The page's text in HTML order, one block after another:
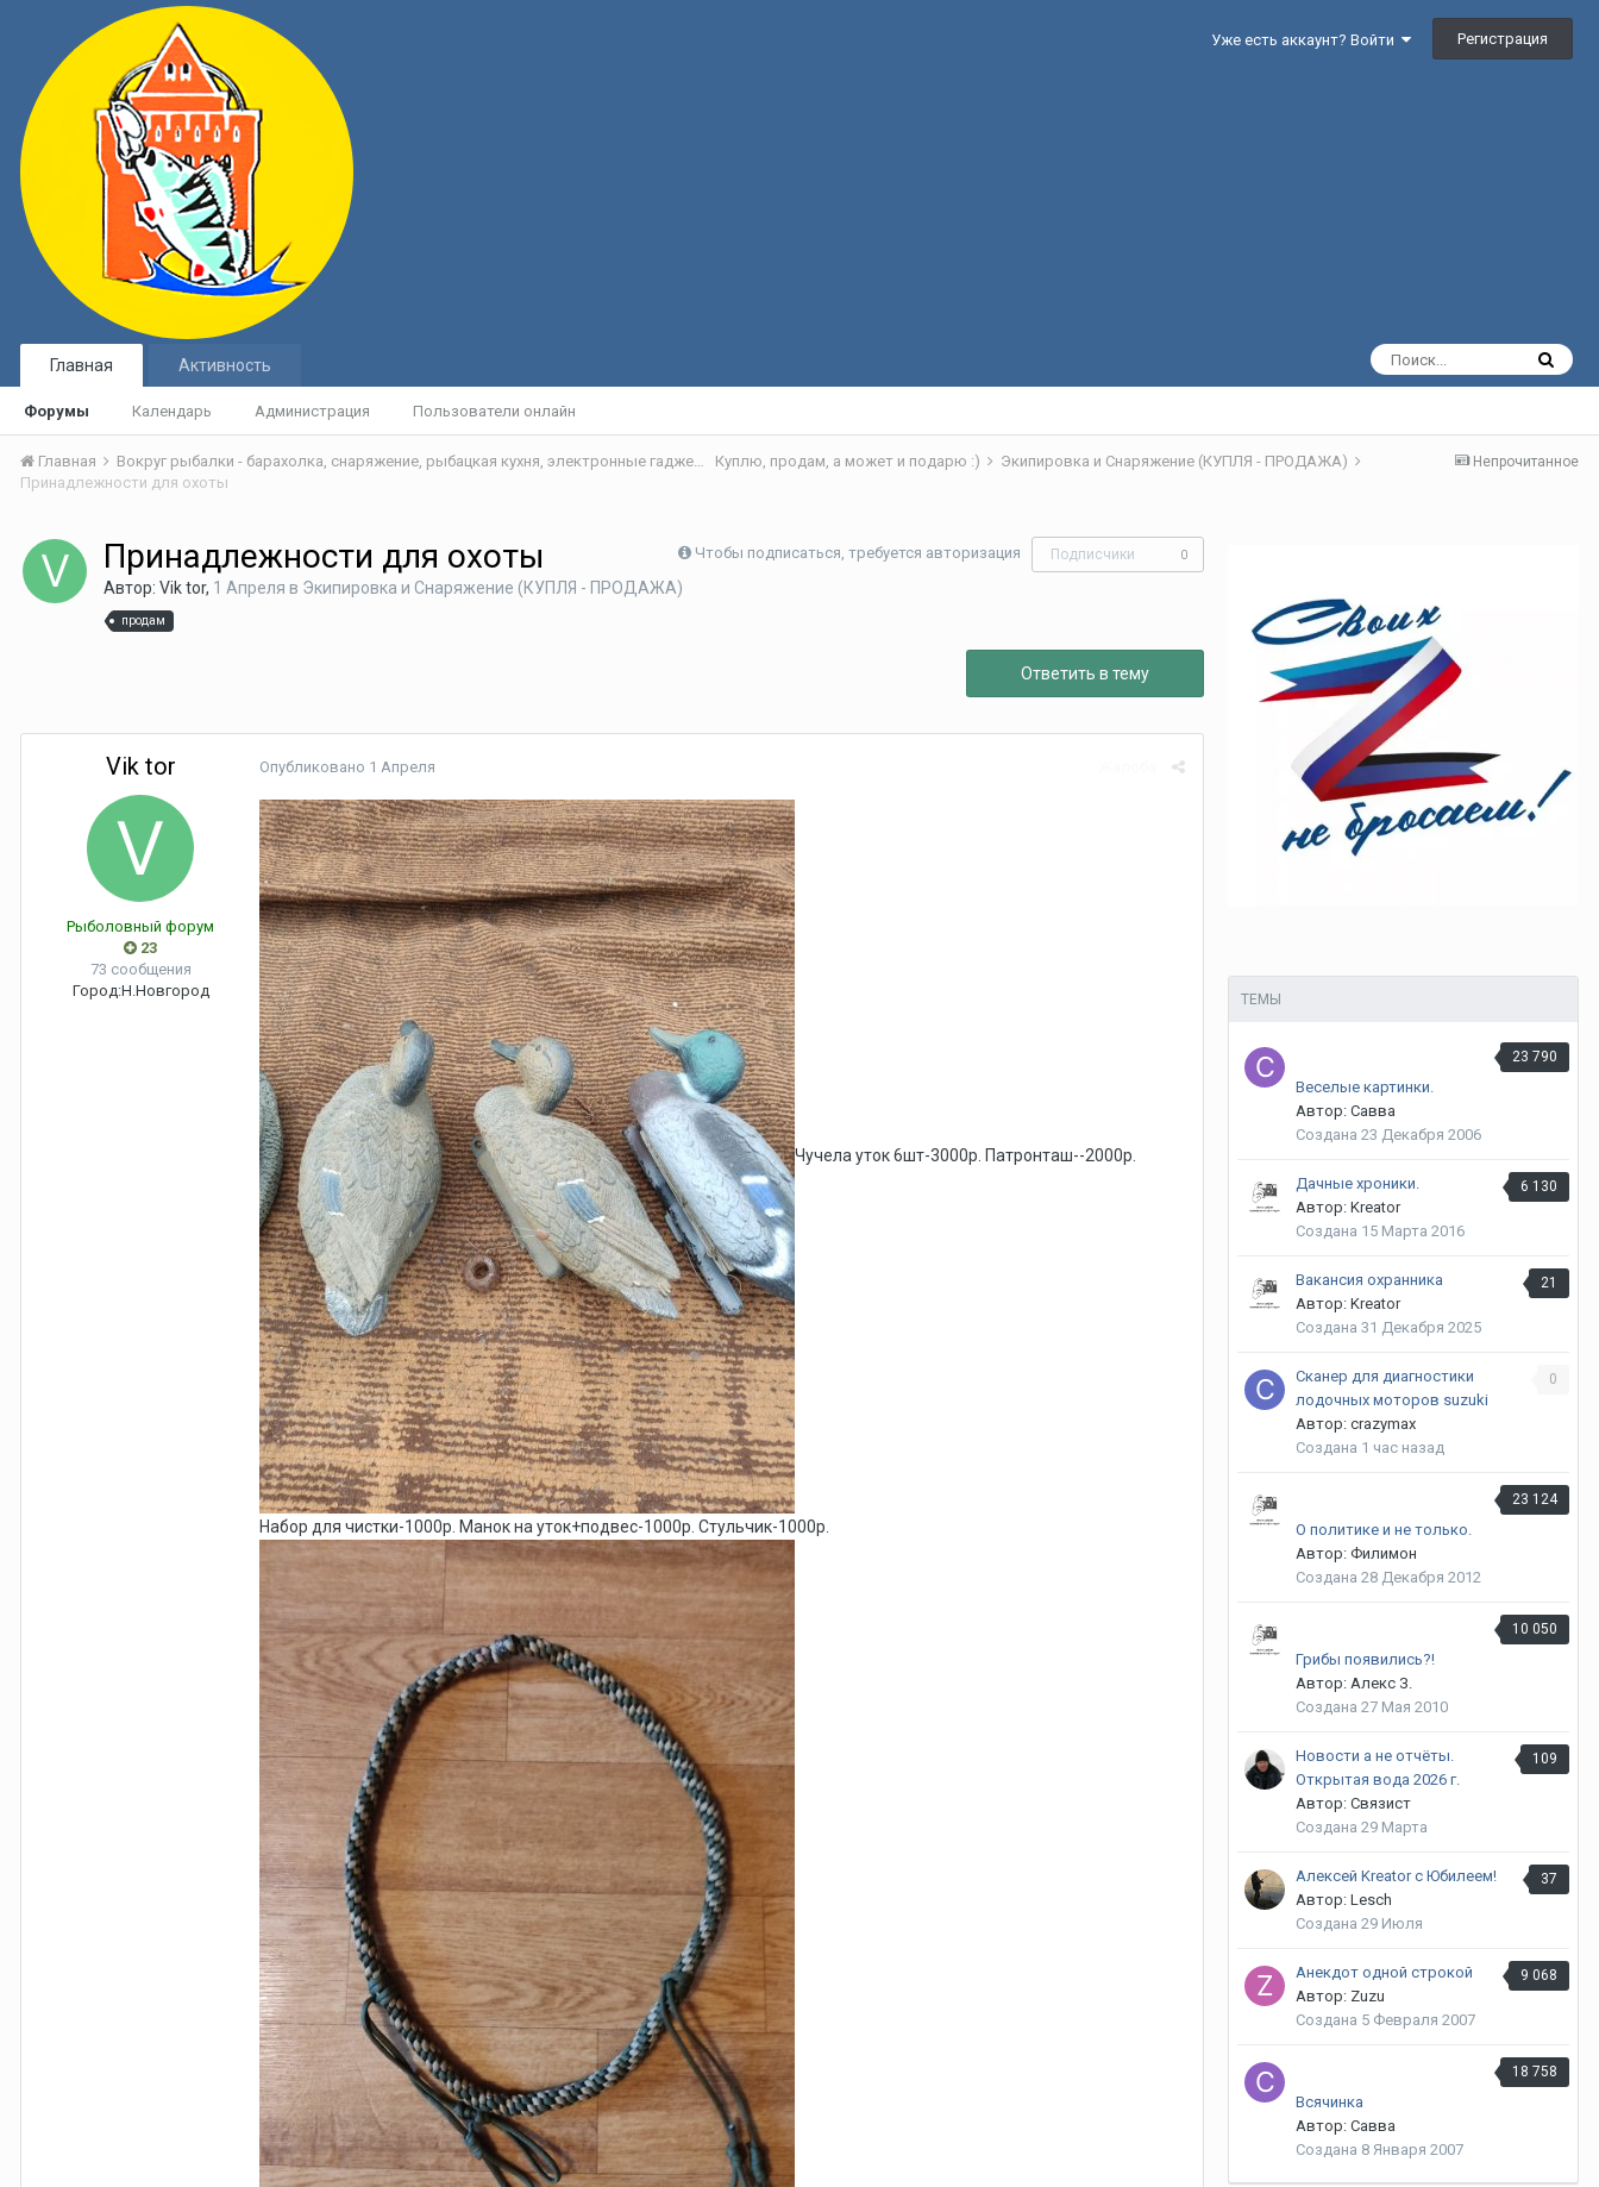
Уже есть аккаунт? Войти Регистрация
Главная
Форумы Календарь Администрация Пользователи онлайн
Активность
Непрочитанное
Главная Вокруг рыбалки - барахолка, снаряжение, рыбацкая кухня, электронные гаджеты Куплю, продам, а может и подарю :)
Экипировка и Снаряжение (КУПЛЯ - ПРОДАЖА)
Принадлежности для охоты
Чтобы подписаться, требуется авторизация Подписчики 0
Принадлежности для охоты
Автор: Vik tor, 1 Апреля в Экипировка и Снаряжение (КУПЛЯ - ПРОДАЖА)
продам
Ответить в тему
Vik tor
Рыболовный форум
23
73 сообщения
Город:Н.Новгород
Опубликовано 1 Апреля
Чучела уток 6шт-3000р. Патронташ--2000р.
Набор для чистки-1000р. Манок на уток+подвес-1000р. Стульчик-1000р.
ТЕМЫ
23 790
Веселые картинки.
Автор: Савва
Создана 23 Декабря 2006
6 130
Дачные хроники.
Автор: Kreator
Создана 15 Марта 2016
21
Вакансия охранника
Автор: Kreator
Создана 31 Декабря 2025
0
Сканер для диагностики
лодочных моторов suzuki
Автор: crazymax
Создана 1 час назад
23 124
О политике и не только.
Автор: Филимон
Создана 28 Декабря 2012
10 050
Грибы появились?!
Автор: Алекс З.
Создана 27 Мая 2010
109
Новости а не отчёты.
Открытая вода 2026 г.
Автор: Связист
Создана 29 Марта
37
Алексей Kreator с Юбилеем!
Автор: Lesch
Создана 29 Июля
9 068
Анекдот одной строкой
Автор: Zuzu
Создана 5 Февраля 2007
18 758
Всячинка
Автор: Савва
Создана 8 Января 2007